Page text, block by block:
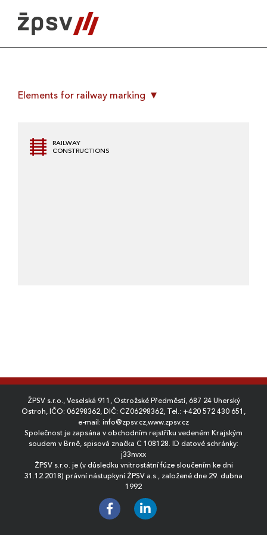
content
Elements for railway marking
RAILWAY
CONSTRUCTIONS
ŽPSV s.r.o., Veselská 911, Ostrožské Předměstí, 687 24 Uherský
Ostroh, IČO: 06298362, DIČ: CZ06298362, Tel.: +420 572 430 651 ,
e-mail: info@zpsv.cz,www.zpsv.cz
Společnost je zapsána v obchodním rejstříku vedeném Krajským
soudem v Brně, spisová značka C 108128. ID datové schránky:
j33nvxx
ŽPSV s.r.o. je (v důsledku vnitrostátní fúze sloučením ke dni
31.12.2018) právní nástupkyní ŽPSV a.s., založené dne 29. dubna
1992